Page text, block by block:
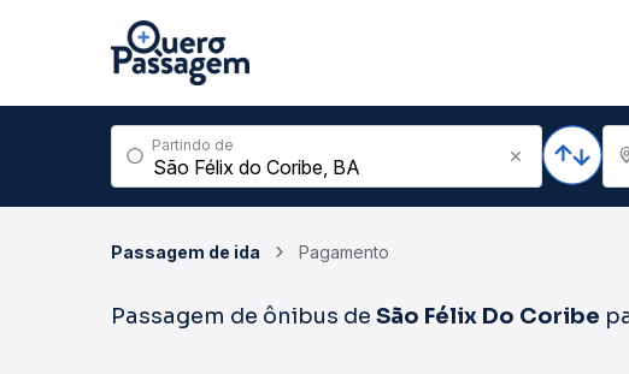
Partindo de
Passagem de ida Pagamento
Passagem de ônibus de São Félix Do Coribe